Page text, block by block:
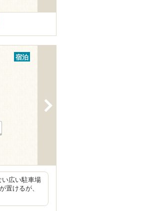
宿泊
広い駐車場
置けるが、